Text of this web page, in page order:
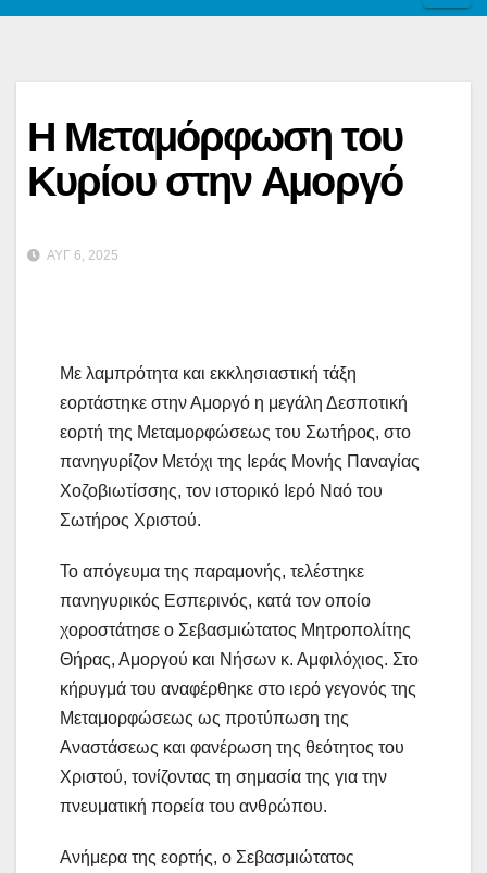
Η Μεταμόρφωση του
Κυρίου στην Αμοργό
ΑΥΓ 6, 2025
Με λαμπρότητα και εκκλησιαστική τάξη
εορτάστηκε στην Αμοργό η μεγάλη Δεσποτική
εορτή της Μεταμορφώσεως του Σωτήρος, στο
πανηγυρίζον Μετόχι της Ιεράς Μονής Παναγίας
Χοζοβιωτίσσης, τον ιστορικό Ιερό Ναό του
Σωτήρος Χριστού.
Το απόγευμα της παραμονής, τελέστηκε
πανηγυρικός Εσπερινός, κατά τον οποίο
χοροστάτησε ο Σεβασμιώτατος Μητροπολίτης
Θήρας, Αμοργού και Νήσων κ. Αμφιλόχιος. Στο
κήρυγμά του αναφέρθηκε στο ιερό γεγονός της
Μεταμορφώσεως ως προτύπωση της
Αναστάσεως και φανέρωση της θεότητος του
Χριστού, τονίζοντας τη σημασία της για την
πνευματική πορεία του ανθρώπου.
Ανήμερα της εορτής, ο Σεβασμιώτατος